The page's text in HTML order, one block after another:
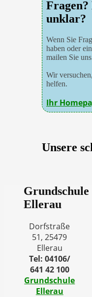
Fragen?
unklar?
Wenn Sie
haben oder
mailen Sie
Wir
helfen.
Ihr
Unsere
Grundschule
Ellerau
Dorfstraße
51, 25479
Ellerau
Tel: 04106/
641 42 100
Grundschule
Ellerau